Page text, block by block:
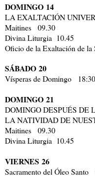
DOMINGO 14
LA EXALTACIÓN
Maitines 09.30
Divina Liturgia 10.45
Oficio de la Exaltación de
SÁBADO 20
Vísperas de Domingo 18:30
DOMINGO 21
DOMINGO DESPUÉS DE
LA NATIVIDAD DE
Maitines 09.30
Divina Liturgia 10.45
VIERNES 26
Sacramento del Óleo Santo